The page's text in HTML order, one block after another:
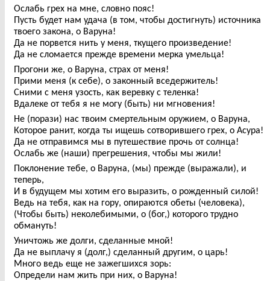
Ослабь грех на мне, словно пояс!
Пусть будет нам удача (в том, чтобы достигнуть) источника
твоего закона, о Варуна!
Да не порвется нить у меня, ткущего произведение!
Да не сломается прежде времени мерка умельца!
Прогони же, о Варуна, страх от меня!
Прими меня (к себе), о законный вседержитель!
Сними с меня узость, как веревку с теленка!
Вдалеке от тебя я не могу (быть) ни мгновения!
Не (порази) нас твоим смертельным оружием, о Варуна,
Которое ранит, когда ты ищешь сотворившего грех, о Асура!
Да не отправимся мы в путешествие прочь от солнца!
Ослабь же (наши) прегрешения, чтобы мы жили!
Поклонение тебе, о Варуна, (мы) прежде (выражали), и
теперь,
И в будущем мы хотим его выразить, о рожденный силой!
Ведь на тебя, как на гору, опираются обеты (человека),
(Чтобы быть) неколебимыми, о (бог,) которого трудно
обмануть!
Уничтожь же долги, сделанные мной!
Да не выплачу я (долг,) сделанный другим, о царь!
Много ведь еще не зажегшихся зорь:
Определи нам жить при них, о Варуна!